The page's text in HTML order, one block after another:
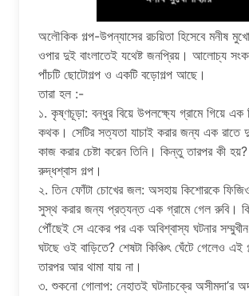
অলৌকিক গল্প-উপন্যাসের রচয়িতা হিসেবে মনীষ
ওপার দুই বাংলাতেই যথেষ্ট জনপ্রিয়। আলোচ্য
পাঁচটি ছোটোগল্প ও একটি বড়োগল্প আছে।
তারা হল :-
১. কৃষ্ণচূড়া: বন্ধুর বিয়ে উপলক্ষ্যে গ্রামে গিয়ে এক
কথক। সেটির সত্যতা যাচাই করার জন্য এক রাতে
কাজ করার চেষ্টা করেন তিনি। কিন্তু তারপর কী হয়?
রুদ্ধশ্বাস গল্প।
২. তিন ফোঁটা চোখের জল: অসহায় কিশোরকে
সুস্থ করার জন্য প্রত্যন্ত এক গ্রামে গেল রুবি।
পৌঁছেই সে একের পর এক অবিশ্বাস্য ঘটনার
ঘটছে ওই বাড়িতে? শেষটা কিঞ্চিৎ ঘেঁটে গেলেও
তারপর আর থামা যায় না।
৩. শুকনো গোলাপ: নেহাতই ঘটনাচক্রে অসীমদা’র